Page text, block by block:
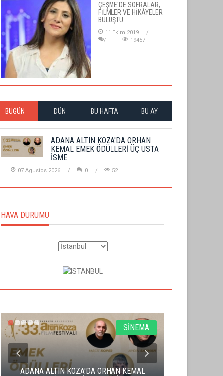
ÇEŞME'DE SOFRALAR,
FİLMLER VE HİKÂYELER
BULUŞTU
11 Ekim 2019
19457
BUGÜN DÜN BU HAFTA BU AY
ADANA ALTIN KOZA'DA ORHAN
KEMAL EMEK ÖDÜLLERİ ÜÇ USTA
İSME
07 Agustos 2026 0 52
HAVA DURUMU
SİNEMA
ADANA ALTIN KOZA'DA ORHAN KEMAL